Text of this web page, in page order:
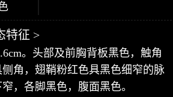
特征 >
。头部及前胸背板黑色，触角
角，翅鞘粉红色具黑色细窄的脉
，各脚黑色，腹面黑色。